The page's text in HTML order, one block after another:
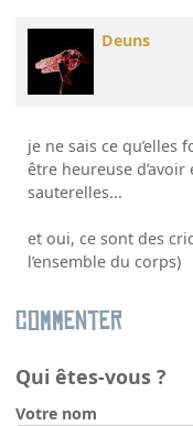
Deuns
je ne sais ce qu’elles
être heureuse
sauterelles...
et oui, ce sont des
l’ensemble du corps)
Commenter
Qui êtes-vous ?
Votre nom